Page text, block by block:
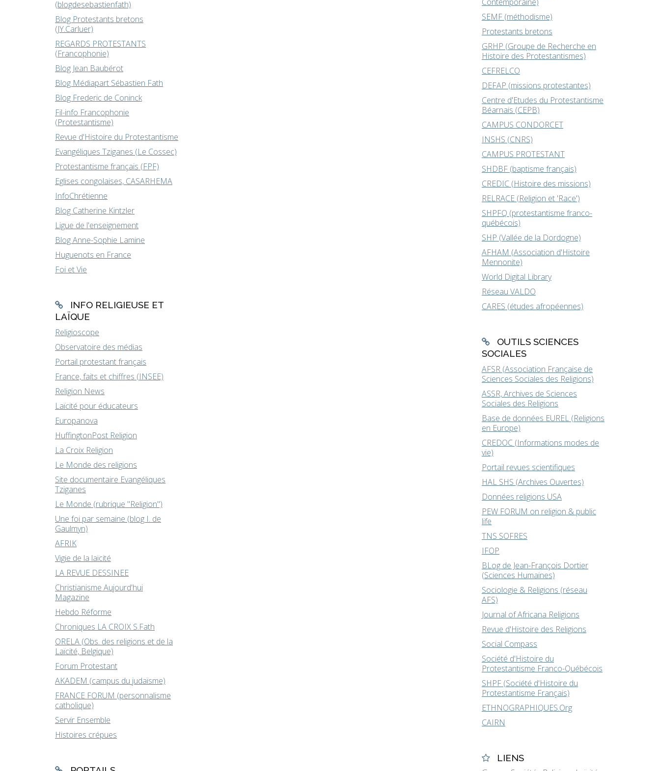
(blogdesebastienfath)
Blog Protestants bretons
(JY.Carluer)
REGARDS PROTESTANTS
(Francophonie)
Blog Jean Baubérot
Blog Médiapart Sébastien Fath
Blog Frederic de Coninck
Fil-info Francophonie
(Protestantisme)
Revue d'Histoire du Protestantisme
Evangéliques Tziganes (Le Cossec)
Protestantisme français (FPF)
Eglises congolaises, CASARHEMA
InfoChrétienne
Blog Catherine Kintzler
Ligue de l'enseignement
Blog Anne-Sophie Lamine
Huguenots en France
Foi et Vie
INFO RELIGIEUSE ET
LAÏQUE
Religioscope
Observatoire des médias
Portail protestant français
France, faits et chiffres (INSEE)
Religion News
Laïcité pour éducateurs
Europanova
HuffingtonPost Religion
La Croix Religion
Le Monde des religions
Site documentaire Evangéliques
Tziganes
Le Monde (rubrique "Religion")
Une foi par semaine (blog I. de
Gaulmyn)
AFRIK
Vigie de la laïcité
LA REVUE DESSINEE
Christianisme Aujourd'hui
Magazine
Hebdo Réforme
Chroniques LA CROIX S.Fath
ORELA (Obs. des religions et de la
Laïcité, Belgique)
Forum Protestant
AKADEM (campus du judaïsme)
FRANCE FORUM (personnalisme
catholique)
Servir Ensemble
Histoires crépues
SEMF (méthodisme)
Protestants bretons
GRHP (Groupe de Recherche en
Histoire des Protestantismes)
CEFRELCO
DEFAP (missions protestantes)
Centre d'Etudes du Protestantisme
Béarnais (CEPB)
CAMPUS CONDORCET
INSHS (CNRS)
CAMPUS PROTESTANT
SHDBF (baptisme français)
CREDIC (Histoire des missions)
RELRACE (Religion et 'Race')
SHPFQ (protestantisme franco-
québécois)
SHP (Vallée de la Dordogne)
AFHAM (Association d'Histoire
Mennonite)
World Digital Library
Réseau VALDO
CARES (études afropéennes)
OUTILS SCIENCES
SOCIALES
AFSR (Association Française de
Sciences Sociales des Religions)
ASSR, Archives de Sciences
Sociales des Religions
Base de données EUREL (Religions
en Europe)
CREDOC (Informations modes de
vie)
Portail revues scientifiques
HAL SHS (Archives Ouvertes)
Données religions USA
PEW FORUM on religion & public
life
TNS SOFRES
IFOP
BLog de Jean-François Dortier
(Sciences Humaines)
Sociologie & Religions (réseau
AFS)
Journal of Africana Religions
Revue d'Histoire des Religions
Social Compass
Société d'Histoire du
Protestantisme Franco-Québécois
SHPF (Société d'Histoire du
Protestantisme Français)
ETHNOGRAPHIQUES.Org
CAIRN
LIENS